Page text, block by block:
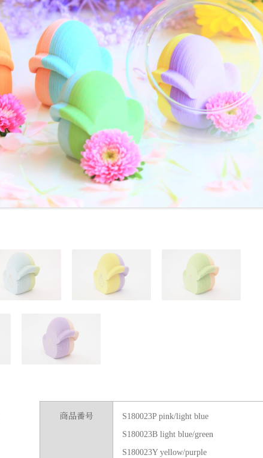
商品番号 S180023P pink/light blue
S180023B light blue/green
S180023Y yellow/purple